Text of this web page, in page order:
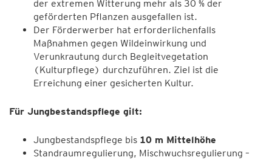
der extremen Witterung mehr als 30 % der
geförderten Pflanzen ausgefallen ist.
Der Förderwerber hat erforderlichenfalls
Maßnahmen gegen Wildeinwirkung und
Verunkrautung durch Begleitvegetation
(Kulturpflege) durchzuführen. Ziel ist die
Erreichung einer gesicherten Kultur.
Für Jungbestandspflege gilt:
Jungbestandspflege bis 10 m Mittelhöhe
Standraumregulierung, Mischwuchsregulierung –